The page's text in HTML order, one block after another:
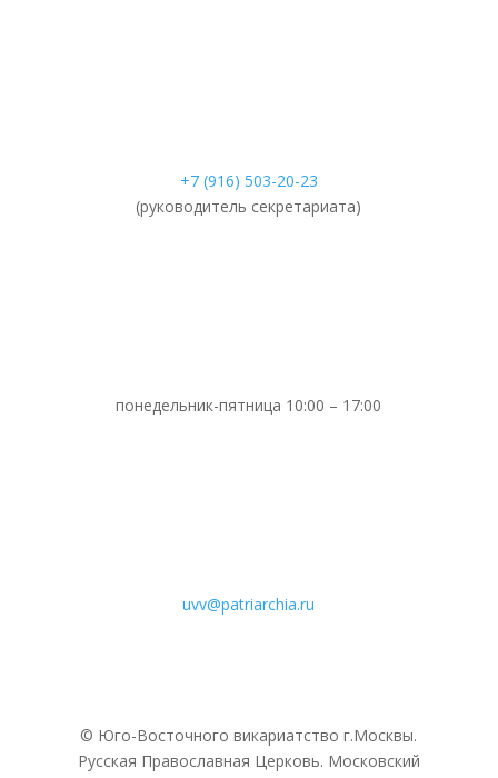
+7 (916) 503-20-23
(руководитель секретариата)
понедельник-пятница 10:00 – 17:00
uvv@patriarchia.ru
© Юго-Восточного викариатствo г.Москвы.
Русская Православная Церковь. Московский